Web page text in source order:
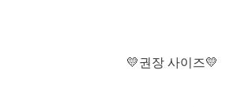
💛권장 사이즈💛